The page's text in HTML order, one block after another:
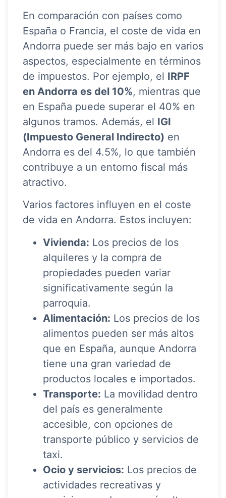
En comparación con países como
España o Francia, el coste de vida en
Andorra puede ser más bajo en varios
aspectos, especialmente en términos
de impuestos. Por ejemplo, el IRPF
en Andorra es del 10%, mientras que
en España puede superar el 40% en
algunos tramos. Además, el IGI
(Impuesto General Indirecto) en
Andorra es del 4.5%, lo que también
contribuye a un entorno fiscal más
atractivo.
Varios factores influyen en el coste
de vida en Andorra. Estos incluyen:
Vivienda: Los precios de los
alquileres y la compra de
propiedades pueden variar
significativamente según la
parroquia.
Alimentación: Los precios de los
alimentos pueden ser más altos
que en España, aunque Andorra
tiene una gran variedad de
productos locales e importados.
Transporte: La movilidad dentro
del país es generalmente
accesible, con opciones de
transporte público y servicios de
taxi.
Ocio y servicios: Los precios de
actividades recreativas y